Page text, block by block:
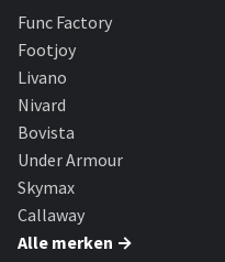
Func Factory
Footjoy
Livano
Nivard
Bovista
Under Armour
Skymax
Callaway
Alle merken →